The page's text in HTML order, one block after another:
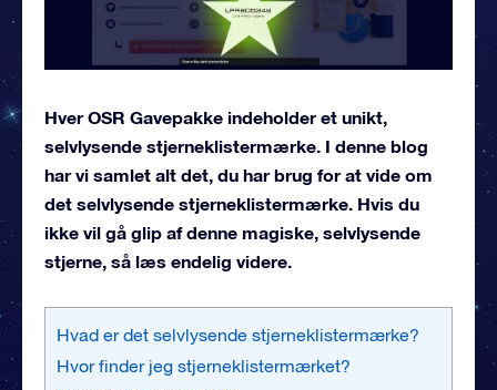
Hver OSR Gavepakke indeholder et unikt,
selvlysende stjerneklistermærke. I denne blog
har vi samlet alt det, du har brug for at vide om
det selvlysende stjerneklistermærke. Hvis du
ikke vil gå glip af denne magiske, selvlysende
stjerne, så læs endelig videre.
Hvad er det selvlysende stjerneklistermærke?
Hvor finder jeg stjerneklistermærket?